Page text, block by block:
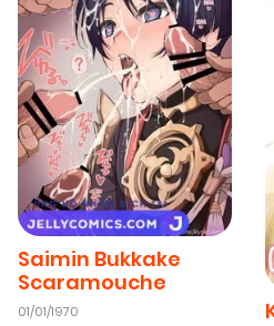
Saimin Bukkake
Scaramouche
01/01/1970